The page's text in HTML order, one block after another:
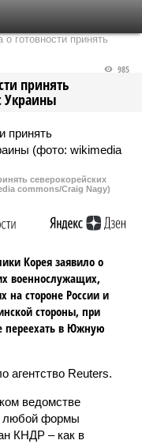
готовности принять
принять
Украины
985
северокорейских
commons/Craig Nagy)
Корея заявило о
военнослужащих,
на стороне России и
стороны, при
переехать в Южную
агентство Reuters.
ведомстве
любой формы
КНДР – как в